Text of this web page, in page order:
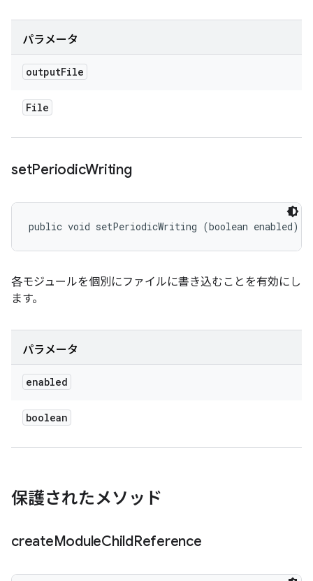
パラメータ
outputFile
File
setPeriodicWriting
public void setPeriodicWriting (boolean enabled)
各モジュールを個別にファイルに書き込むことを有効にし
ます。
パラメータ
enabled
boolean
保護されたメソッド
createModuleChildReference